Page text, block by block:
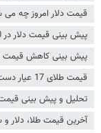
قیمت دلار امروز چه می
پیش بینی قیمت دلار در 10 روز آینده
پیش بینی کاهش قیمت
قیمت طلای 17 عیار دست دوم
تحلیل و پیش بینی
آخرین قیمت طلا، دلار